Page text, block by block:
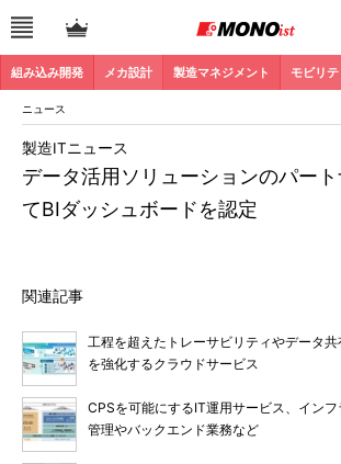
組み込み開発 メカ設計 製造マネジメント モビリテ
ニュース
データ活用ソリューションのパー
てBIダッシュボードを認定
製造ITニュース
関連記事
工程を超えたトレーサビリティやデータ共
を強化するクラウドサービス
CPSを可能にするIT運用サービス、インフ
管理やバックエンド業務など